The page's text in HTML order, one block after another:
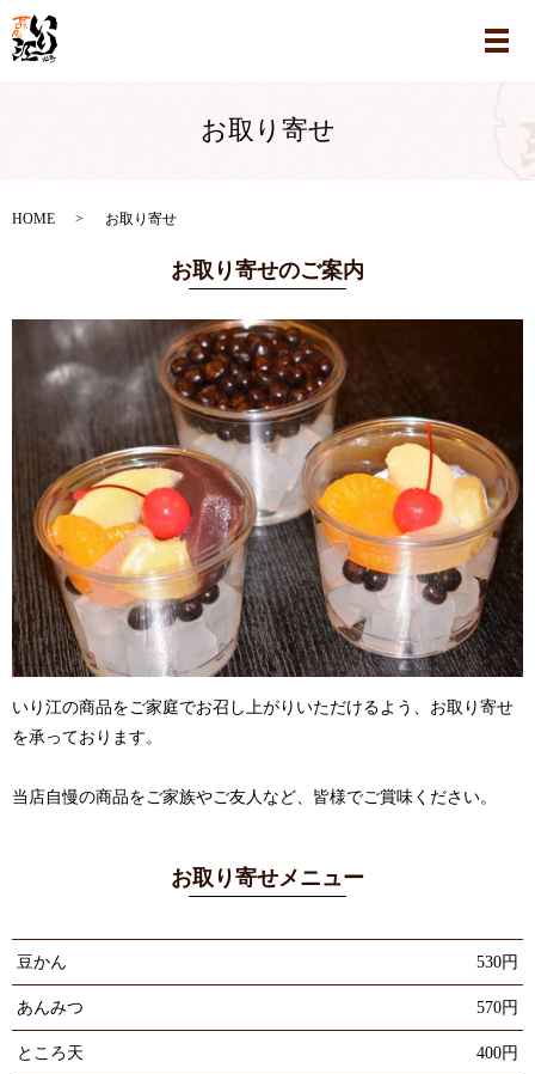
メ
お取り寄せ
HOME お取り寄せ
お取り寄せのご案内
いり江の商品をご家庭でお召し上がりいただけるよう、 お取り寄せ
を承っております。
当店自慢の商品をご家族やご友人など、皆様でご賞味ください。
お取り寄せメニュー
豆かん 530円
あんみつ 570円
ところ天 400円